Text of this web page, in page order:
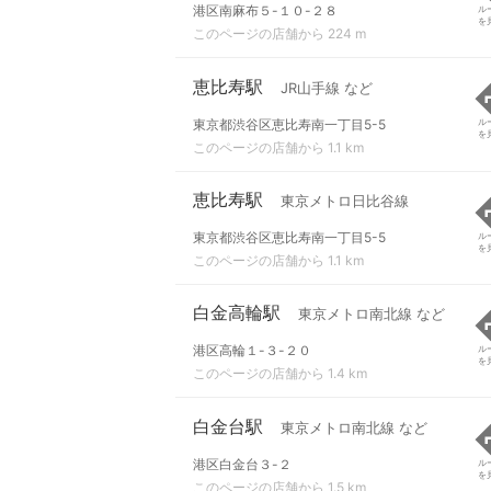
港区南麻布５-１０-２８
このページの店舗から 224 m
ル
を
恵比寿駅 JR山手線 など
東京都渋谷区恵比寿南一丁目5-5
このページの店舗から 1.1 km
ル
を
恵比寿駅 東京メトロ日比谷線
東京都渋谷区恵比寿南一丁目5-5
このページの店舗から 1.1 km
ル
を
白金高輪駅 東京メトロ南北線 など
港区高輪１-３-２０
このページの店舗から 1.4 km
ル
を
白金台駅 東京メトロ南北線 など
港区白金台３-２
このページの店舗から 1.5 km
ル
を